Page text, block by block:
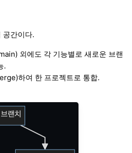
공간이다.
외에도 각 기능별로 새로운 브랜
.
하여 한 프로젝트로 통합.